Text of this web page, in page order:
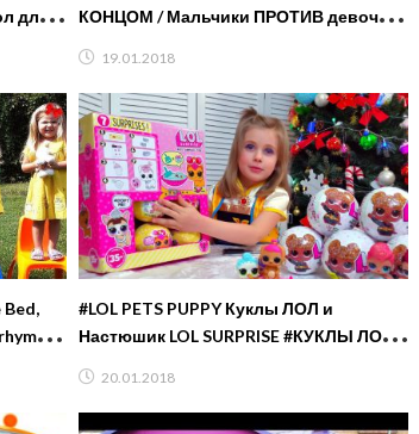
для
КОНЦОМ / Мальчики ПРОТИВ девочек /
19.01.2018
Bed,
#LOL PETS PUPPY Куклы ЛОЛ и
Настюшик LOL SURPRISE #КУКЛЫ ЛОЛ
глитер
20.01.2018